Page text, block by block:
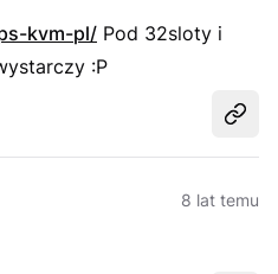
kvm-pl/ Pod 32sloty i
:P
8 lat temu